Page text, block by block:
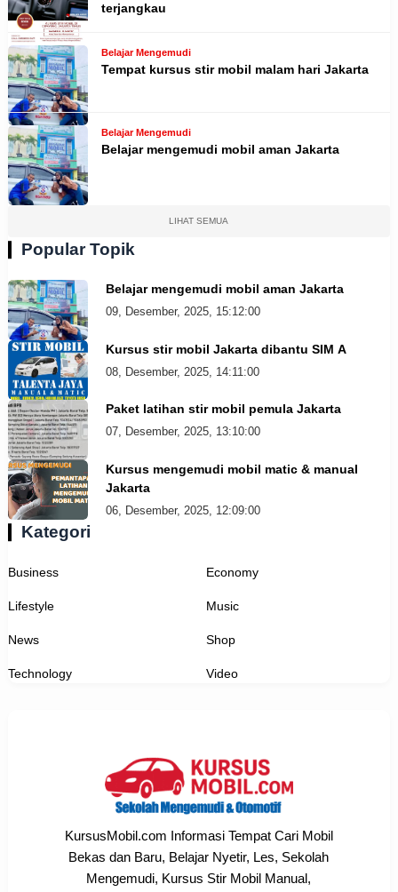
terjangkau
Belajar Mengemudi
Tempat kursus stir mobil malam hari Jakarta
Belajar Mengemudi
Belajar mengemudi mobil aman Jakarta
LIHAT SEMUA
Popular Topik
Belajar mengemudi mobil aman Jakarta
09, Desember, 2025, 15:12:00
Kursus stir mobil Jakarta dibantu SIM A
08, Desember, 2025, 14:11:00
Paket latihan stir mobil pemula Jakarta
07, Desember, 2025, 13:10:00
Kursus mengemudi mobil matic & manual
Jakarta
06, Desember, 2025, 12:09:00
Kategori
Business Economy
Lifestyle Music
News Shop
Technology Video
KursusMobil.com Informasi Tempat Cari Mobil
Bekas dan Baru, Belajar Nyetir, Les, Sekolah
Mengemudi, Kursus Stir Mobil Manual,